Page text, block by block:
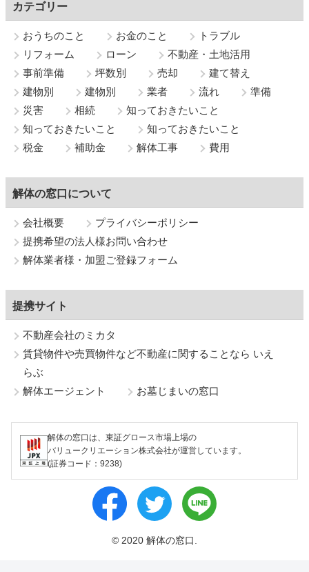
カテゴリー
おうちのこと お金のこと
トラブル
リフォーム
ローン
不動産・土地活用
事前準備
坪数別 売却
建て替え
建物別
建物別 業者 流れ
準備
災害
相続
知っておきたいこと
知っておきたいこと
知っておきたいこと
税金
補助金 解体工事 費用
解体の窓口について
会社概要
プライバシーポリシー
提携希望の法人様お問い合わせ
解体業者様・加盟ご登録フォーム
提携サイト
不動産会社のミカタ
賃貸物件や売買物件など不動産に関することなら いえ
らぶ
解体エージェント
お墓じまいの窓口
解体の窓口は、東証グロース市場上場の
バリュークリエーション株式会社が運営しています。
(証券コード：9238)
© 2020 解体の窓口.